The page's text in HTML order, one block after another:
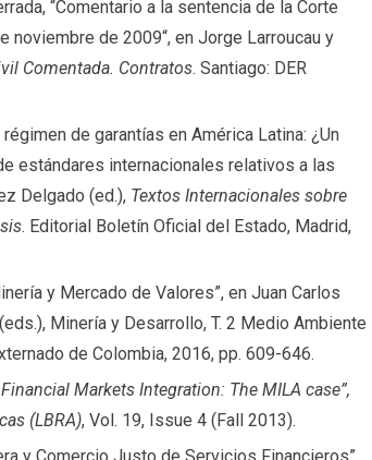
“Comentario a la sentencia de la Corte
noviembre de 2009“, en Jorge Larroucau y
Comentada. Contratos. Santiago: DER
de garantías en América Latina: ¿Un
estándares internacionales relativos a las
Delgado (ed.), Textos Internacionales sobre
. Editorial Boletín Oficial del Estado, Madrid,
y Mercado de Valores”, en Juan Carlos
Minería y Desarrollo, T. 2 Medio Ambiente
de Colombia, 2016, pp. 609-646.
Markets Integration: The MILA case”,
(LBRA), Vol. 19, Issue 4 (Fall 2013).